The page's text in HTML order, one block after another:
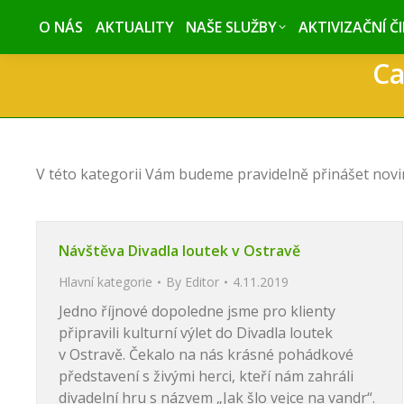
O NÁS AKTUALITY NAŠE SLUŽBY AKTIVIZAČNÍ
V této kategorii Vám budeme pravidelně přinášet
Návštěva Divadla loutek v Ostravě
Hlavní kategorie By Editor 4.11.2019
Jedno říjnové dopoledne jsme pro klienty
připravili kulturní výlet do Divadla loutek
v Ostravě. Čekalo na nás krásné pohádkové
představení s živými herci, kteří nám zahráli
divadelní hru s názvem „Jak šlo vejce na vandr“.
O NÁS AKTUALITY NAŠE SLUŽBY AKTIVIZAČNÍ